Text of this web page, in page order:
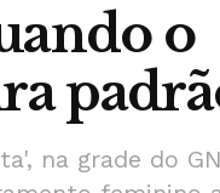
o
na grade do